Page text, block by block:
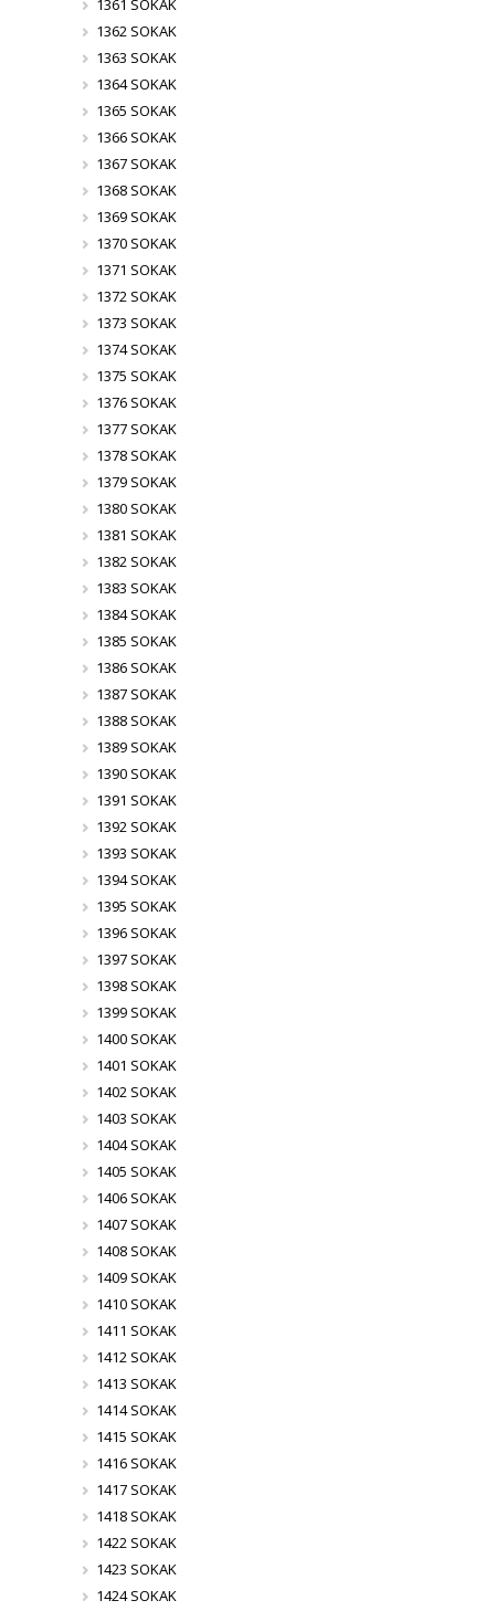
1361 SOKAK
1362 SOKAK
1363 SOKAK
1364 SOKAK
1365 SOKAK
1366 SOKAK
1367 SOKAK
1368 SOKAK
1369 SOKAK
1370 SOKAK
1371 SOKAK
1372 SOKAK
1373 SOKAK
1374 SOKAK
1375 SOKAK
1376 SOKAK
1377 SOKAK
1378 SOKAK
1379 SOKAK
1380 SOKAK
1381 SOKAK
1382 SOKAK
1383 SOKAK
1384 SOKAK
1385 SOKAK
1386 SOKAK
1387 SOKAK
1388 SOKAK
1389 SOKAK
1390 SOKAK
1391 SOKAK
1392 SOKAK
1393 SOKAK
1394 SOKAK
1395 SOKAK
1396 SOKAK
1397 SOKAK
1398 SOKAK
1399 SOKAK
1400 SOKAK
1401 SOKAK
1402 SOKAK
1403 SOKAK
1404 SOKAK
1405 SOKAK
1406 SOKAK
1407 SOKAK
1408 SOKAK
1409 SOKAK
1410 SOKAK
1411 SOKAK
1412 SOKAK
1413 SOKAK
1414 SOKAK
1415 SOKAK
1416 SOKAK
1417 SOKAK
1418 SOKAK
1422 SOKAK
1423 SOKAK
1424 SOKAK